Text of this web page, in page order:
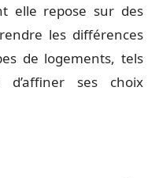
elle repose sur des
les différences
de logements, tels
ses choix